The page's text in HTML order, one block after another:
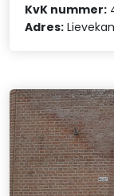
KvK nummer:
Adres: